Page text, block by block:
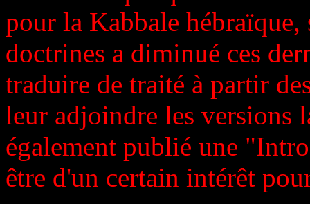
pour la Kabbale hébraïque,
doctrines a diminué ces
traduire de traité à partir
leur adjoindre les versions
également publié une
être d'un certain intérêt